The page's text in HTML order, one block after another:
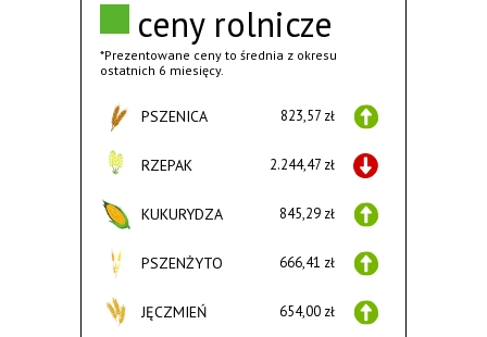
ceny rolnicze
*Prezentowane ceny to średnia z okresu
ostatnich 6 miesięcy.
PSZENICA 823,57 zł
RZEPAK 2.244,47 zł
KUKURYDZA 845,29 zł
PSZENŻYTO 666,41 zł
JĘCZMIEŃ 654,00 zł